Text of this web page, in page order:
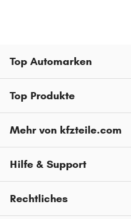
CITROËN JUMPY
CITROËN C8
CITROËN C4 CACTUS
CITROËN NEMO
CITROËN AX
CITROËN ZX
Top Automarken
Top Produkte
Mehr von kfzteile.com
Hilfe & Support
Rechtliches